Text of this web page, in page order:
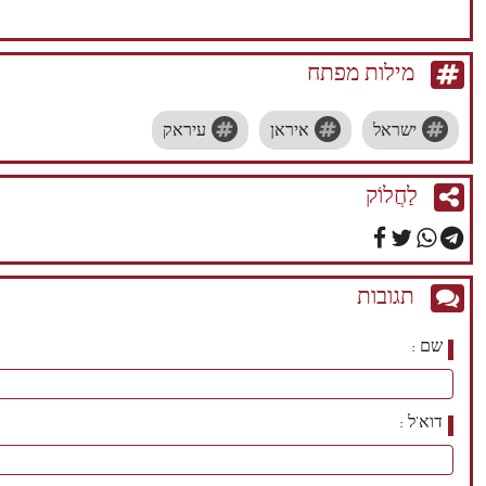
מילות מפתח
ישראל איראן עיראק
לַחֲלוֹק
תגובות
שם
דוא'ל